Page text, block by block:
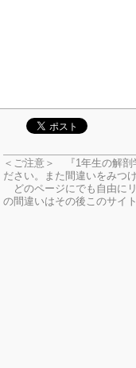
＜ご注意＞ 『1年生の解剖
ださい。
また間違いをみつ
どのページにでも自由に
の間違いはその後このサイ